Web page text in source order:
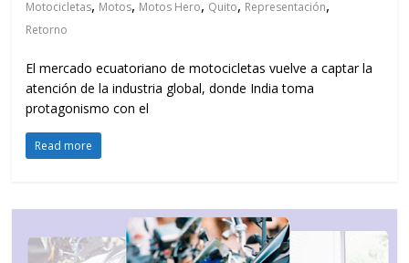
Motocicletas, Motos, Motos Hero, Quito, Representación,
Retorno
El mercado ecuatoriano de motocicletas vuelve a captar la
atención de la industria global, donde India toma
protagonismo con el
Read more